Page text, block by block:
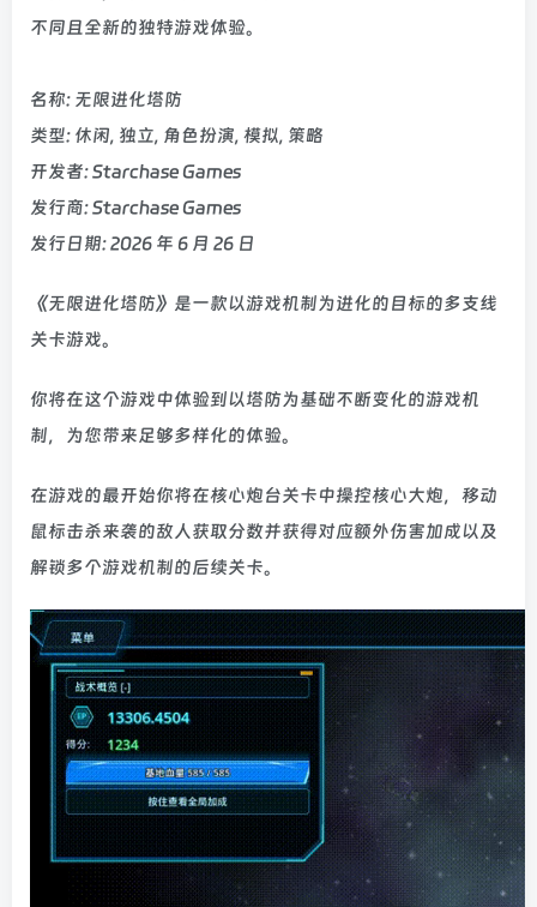
不同且全新的独特游戏体验。
名称: 无限进化塔防
类型: 休闲, 独立, 角色扮演, 模拟, 策略
开发者: Starchase Games
发行商: Starchase Games
发行日期: 2026 年 6 月 26 日
《无限进化塔防》是一款以游戏机制为进化的目标的多支线
关卡游戏。
你将在这个游戏中体验到以塔防为基础不断变化的游戏机
制，为您带来足够多样化的体验。
在游戏的最开始你将在核心炮台关卡中操控核心大炮，移动
鼠标击杀来袭的敌人获取分数并获得对应额外伤害加成以及
解锁多个游戏机制的后续关卡。